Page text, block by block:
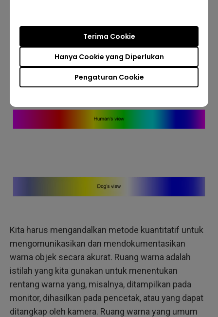
Pengaturan Cookie
Hanya Cookie yang Diperlukan
Terima Cookie
yang kritis warna, mereka mungkin berkata cyan.
Memberikan deskripsi warna objek yang akurat
akan sangat tidak mungkin bagi sebagian besar
Kita harus mengandalkan metode kuantitatif untuk
mengomunikasikan dan mendokumentasikan
warna objek secara akurat. Ruang warna adalah
istilah yang kita gunakan untuk menentukan
rentang warna yang, misalnya, ditampilkan pada
monitor, dihasilkan pada pencetak, atau yang dapat
ditangkap oleh kamera. Ruang warna yang umum